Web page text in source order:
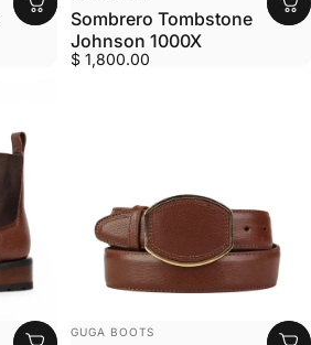
Sombrero Tombstone
Johnson 1000X
$ 1,800.00
MARCA:
GUGA BOOTS